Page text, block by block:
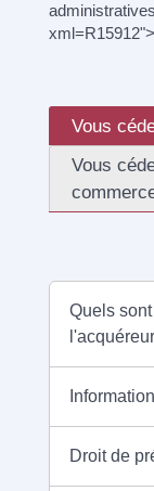
Vous
Vous
Quels
Droit de